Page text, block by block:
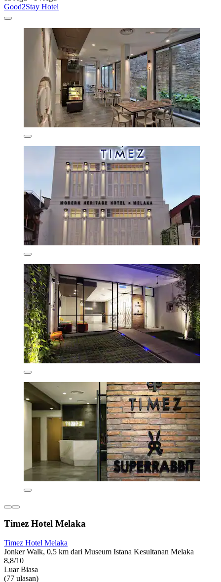
Good2Stay Hotel
Timez Hotel Melaka
Timez Hotel Melaka
Jonker Walk, 0,5 km dari Museum Istana Kesultanan Melaka
8,8/10
Luar Biasa
(77 ulasan)